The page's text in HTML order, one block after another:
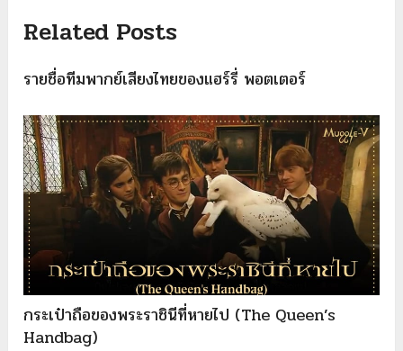
Related Posts
รายชื่อทีมพากย์เสียงไทยของแฮร์รี่ พอตเตอร์
กระเป๋าถือของพระราชินีที่หายไป (The Queen’s
Handbag)